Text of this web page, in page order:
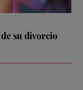
su divorcio